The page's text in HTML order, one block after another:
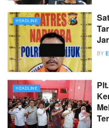
HEADLINE
BY
HEADLINE